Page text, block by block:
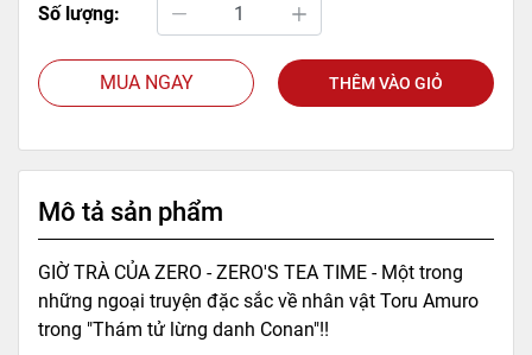
Số lượng:
MUA NGAY THÊM VÀO GIỎ
Mô tả sản phẩm
GIỜ TRÀ CỦA ZERO - ZERO'S TEA TIME - Một trong
những ngoại truyện đặc sắc về nhân vật Toru Amuro
trong "Thám tử lừng danh Conan"!!